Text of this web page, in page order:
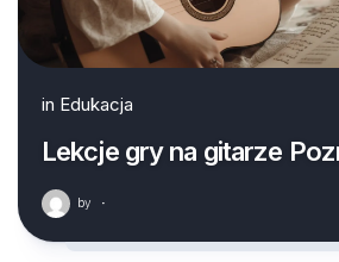
in Edukacja
Lekcje gry na gitarze
by ·